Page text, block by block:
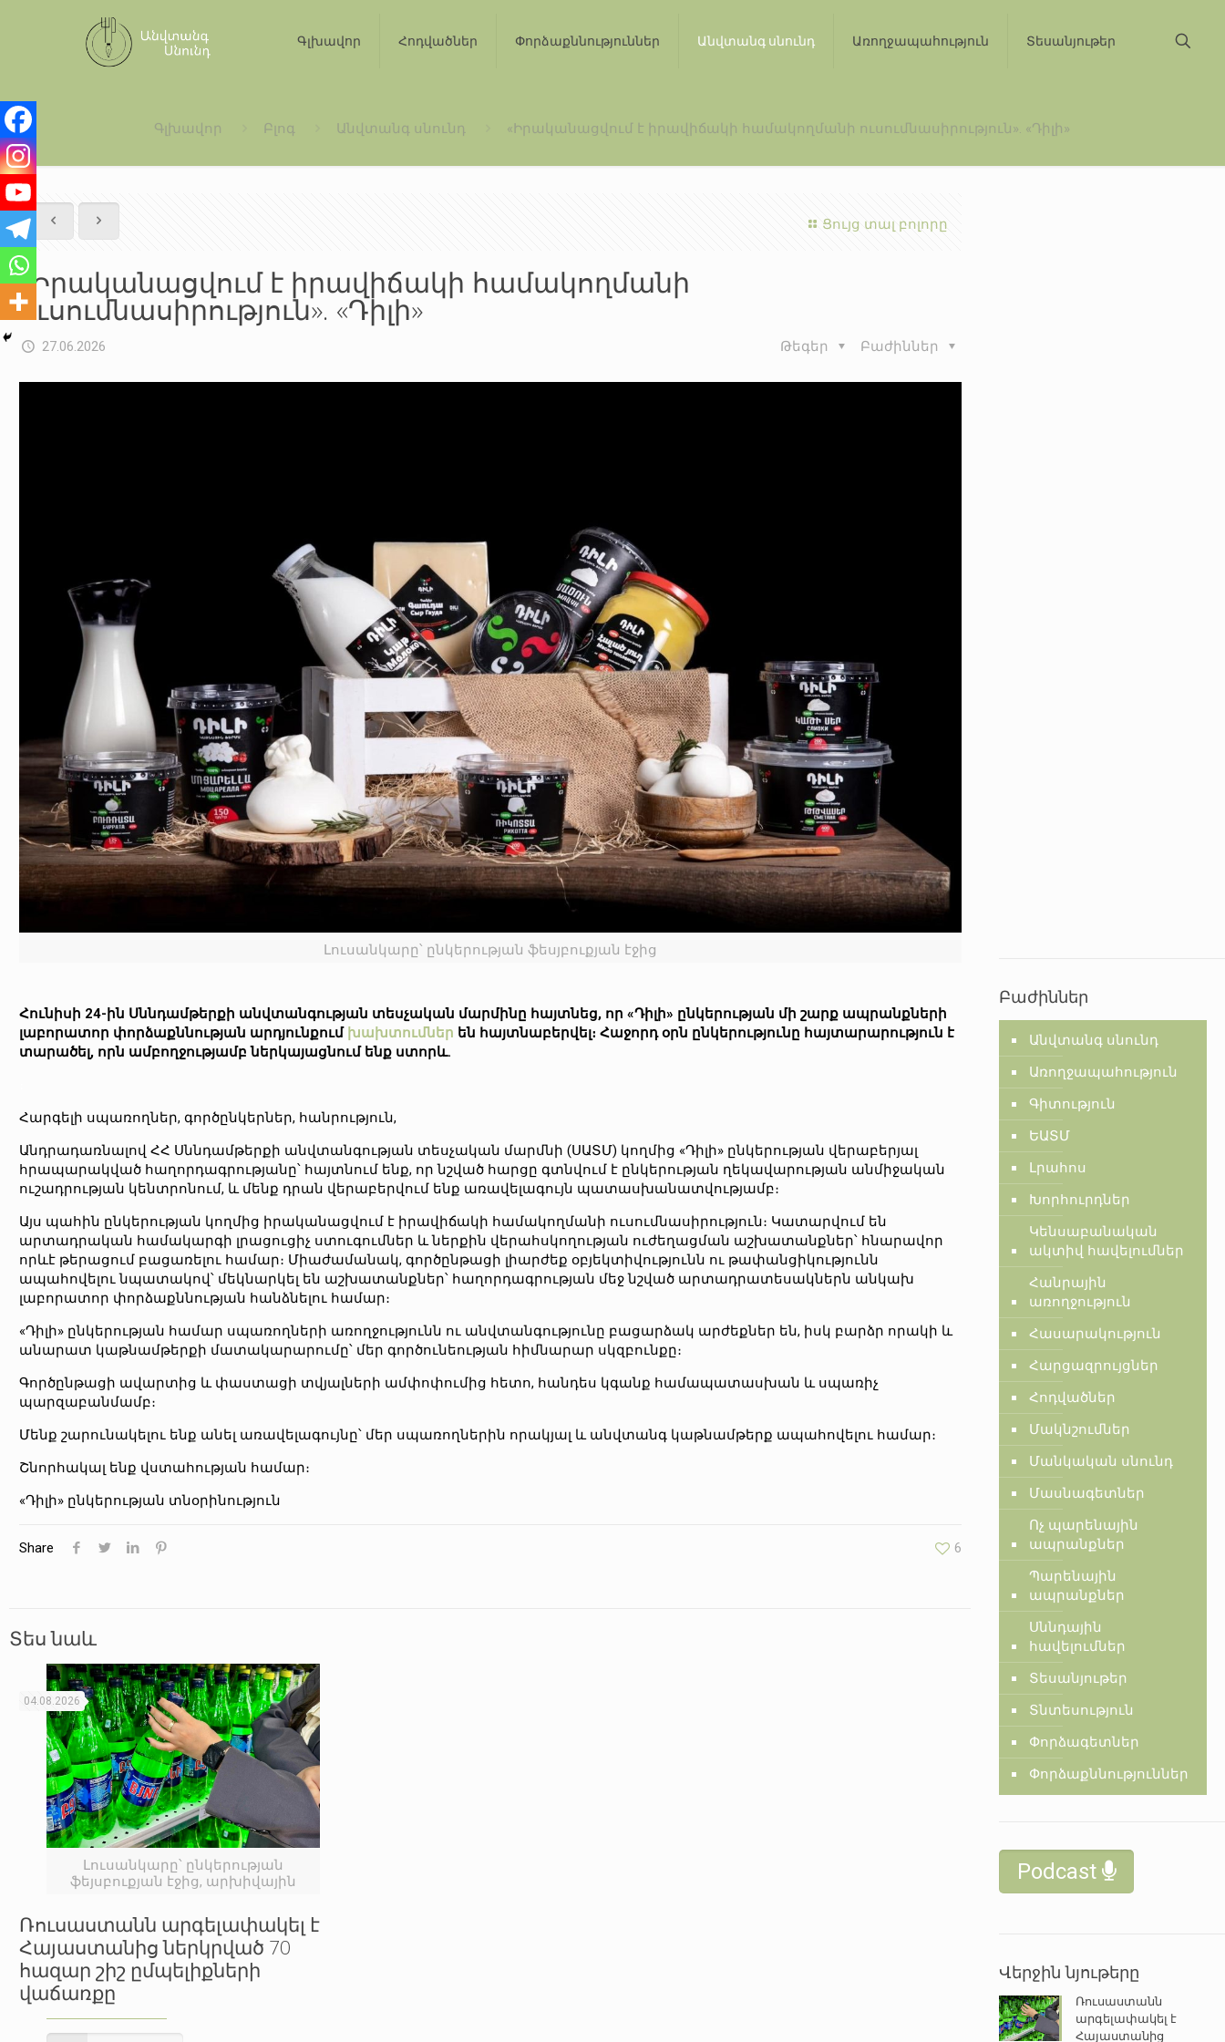
Գլխավոր Հոդվածներ Փորձաքննություններ Անվտանգ սնունդ Առողջապահություն Տեսանյութեր
Գլխավոր Բլոգ Անվտանգ սնունդ «Իրականացվում է իրավիճակի համակողմանի ուսումնասիրություն». «Դիլի»
Ցույց տալ բոլորը
«Իրականացվում է իրավիճակի համակողմանի
ուսումնասիրություն». «Դիլի»
27.06.2026 Բաժիններ
Թեգեր
Լուսանկարը՝ ընկերության ֆեսյբուքյան էջից
Հունիսի 24-ին Սննդամթերքի անվտանգության տեսչական մարմինը հայտնեց, որ «Դիլի» ընկերության մի շարք ապրանքների
լաբորատոր փորձաքննության արդյունքում խախտումներ են հայտնաբերվել։ Հաջորդ օրն ընկերությունը հայտարարություն է
տարածել, որն ամբողջությամբ ներկայացնում ենք ստորև.
Հարգելի սպառողներ, գործընկերներ, հանրություն,
Անդրադառնալով ՀՀ Սննդամթերքի անվտանգության տեսչական մարմնի (ՍԱՏՄ) կողմից «Դիլի» ընկերության վերաբերյալ
հրապարակված հաղորդագրությանը՝ հայտնում ենք, որ նշված հարցը գտնվում է ընկերության ղեկավարության անմիջական
ուշադրության կենտրոնում, և մենք դրան վերաբերվում ենք առավելագույն պատասխանատվությամբ։
Այս պահին ընկերության կողմից իրականացվում է իրավիճակի համակողմանի ուսումնասիրություն։ Կատարվում են
արտադրական համակարգի լրացուցիչ ստուգումներ և ներքին վերահսկողության ուժեղացման աշխատանքներ՝ հնարավոր
որևէ թերացում բացառելու համար։ Միաժամանակ, գործընթացի լիարժեք օբյեկտիվությունն ու թափանցիկությունն
ապահովելու նպատակով՝ մեկնարկել են աշխատանքներ՝ հաղորդագրության մեջ նշված արտադրատեսակներն անկախ
լաբորատոր փորձաքննության հանձնելու համար։
«Դիլի» ընկերության համար սպառողների առողջությունն ու անվտանգությունը բացարձակ արժեքներ են, իսկ բարձր որակի և
անարատ կաթնամթերքի մատակարարումը՝ մեր գործունեության հիմնարար սկզբունքը։
Գործընթացի ավարտից և փաստացի տվյալների ամփոփումից հետո, հանդես կգանք համապատասխան և սպառիչ
պարզաբանմամբ։
Մենք շարունակելու ենք անել առավելագույնը՝ մեր սպառողներին որակյալ և անվտանգ կաթնամթերք ապահովելու համար։
Շնորհակալ ենք վստահության համար։
«Դիլի» ընկերության տնօրինություն
Share 6
Տես նաև
Լուսանկարը՝ ընկերության
ֆեյսբուքյան էջից, արխիվային
04.08.2026
Ռուսաստանն արգելափակել է
Հայաստանից ներկրված 70
հազար շիշ ըմպելիքների
վաճառքը
Բաժիններ
Անվտանգ սնունդ
Առողջապահություն
Գիտություն
ԵԱՏՄ
Լրահոս
Խորհուրդներ
Կենսաբանական
ակտիվ հավելումներ
Հանրային
առողջություն
Հասարակություն
Հարցազրույցներ
Հոդվածներ
Մակնշումներ
Մանկական սնունդ
Մասնագետներ
Ոչ պարենային
ապրանքներ
Պարենային
ապրանքներ
Սննդային
հավելումներ
Տեսանյութեր
Տնտեսություն
Փորձագետներ
Փորձաքննություններ
Podcast
Վերջին նյութերը
Ռուսաստանն
արգելափակել է
Հայաստանից